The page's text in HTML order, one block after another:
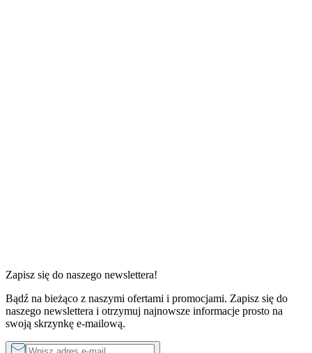
od200 złdo515 zł za noc
Zapisz się do naszego newslettera!
Bądź na bieżąco z naszymi ofertami i promocjami. Zapisz się do
naszego newslettera i otrzymuj najnowsze informacje prosto na
swoją skrzynkę e-mailową.